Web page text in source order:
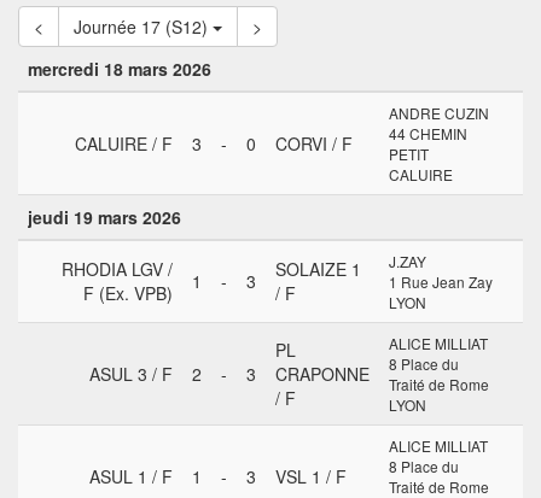
< Journée 17 (S12)
>
mercredi 18 mars 2026
CALUIRE / F 3 - 0 CORVI / F
ANDRE CUZIN
44 CHEMIN
PETIT
CALUIRE
jeudi 19 mars 2026
RHODIA LGV /
F (Ex. VPB)
1 - 3
SOLAIZE 1
/ F
J.ZAY
1 Rue Jean Zay
LYON
ASUL 3 / F 2 - 3
PL
CRAPONNE
/ F
ALICE MILLIAT
8 Place du
Traité de Rome
LYON
ASUL 1 / F 1 - 3 VSL 1 / F
ALICE MILLIAT
8 Place du
Traité de Rome